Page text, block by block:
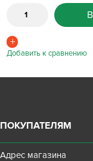
ПОКУПАТЕЛЯМ
Адрес магазина